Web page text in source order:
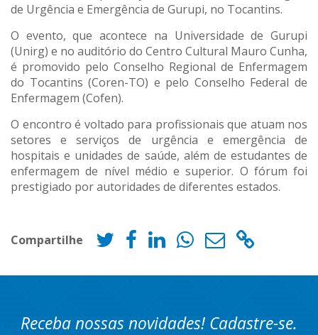
de Urgência e Emergência de Gurupi, no Tocantins.
O evento, que acontece na Universidade de Gurupi
(Unirg) e no auditório do Centro Cultural Mauro Cunha,
é promovido pelo Conselho Regional de Enfermagem
do Tocantins (Coren-TO) e pelo Conselho Federal de
Enfermagem (Cofen).
O encontro é voltado para profissionais que atuam nos
setores e serviços de urgência e emergência de
hospitais e unidades de saúde, além de estudantes de
enfermagem de nível médio e superior. O fórum foi
prestigiado por autoridades de diferentes estados.
Compartilhe
Receba nossas novidades! Cadastre-se.